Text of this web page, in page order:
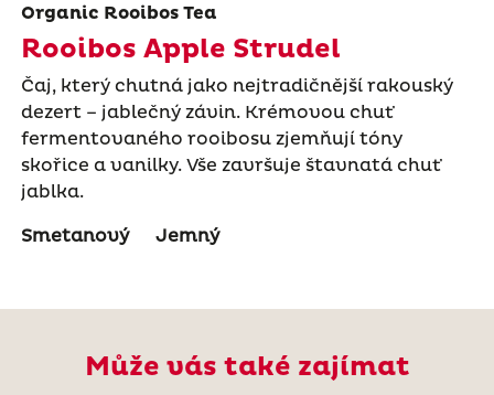
Organic Rooibos Tea
Rooibos Apple Strudel
Čaj, který chutná jako nejtradičnější rakouský
dezert – jablečný závin. Krémovou chuť
fermentovaného rooibosu zjemňují tóny
skořice a vanilky. Vše završuje štavnatá chuť
jablka.
Smetanový
Jemný
Může vás také zajímat